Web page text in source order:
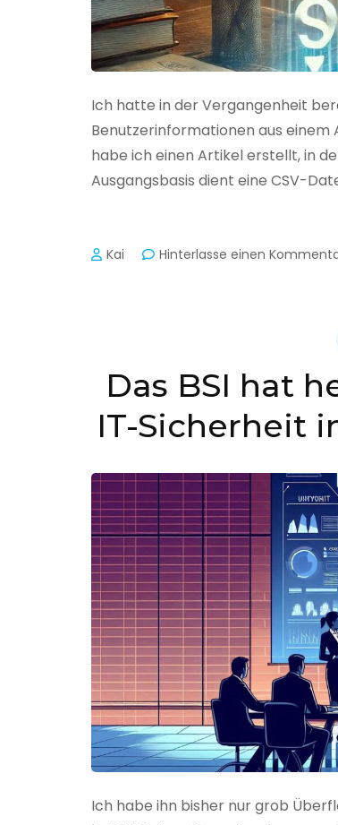
Ich hatte in der Vergangenheit
Benutzerinformationen aus
habe ich einen Artikel erstellt, in
Ausgangsbasis dient eine CSV-
Kai Hinterlasse einen
Das BSI hat
IT-Sicherheit
Ich habe ihn bisher nur grob